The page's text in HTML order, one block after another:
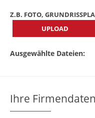
Z.B. FOTO,
UPLOAD
Ausgewählte Dateien:
Ihre